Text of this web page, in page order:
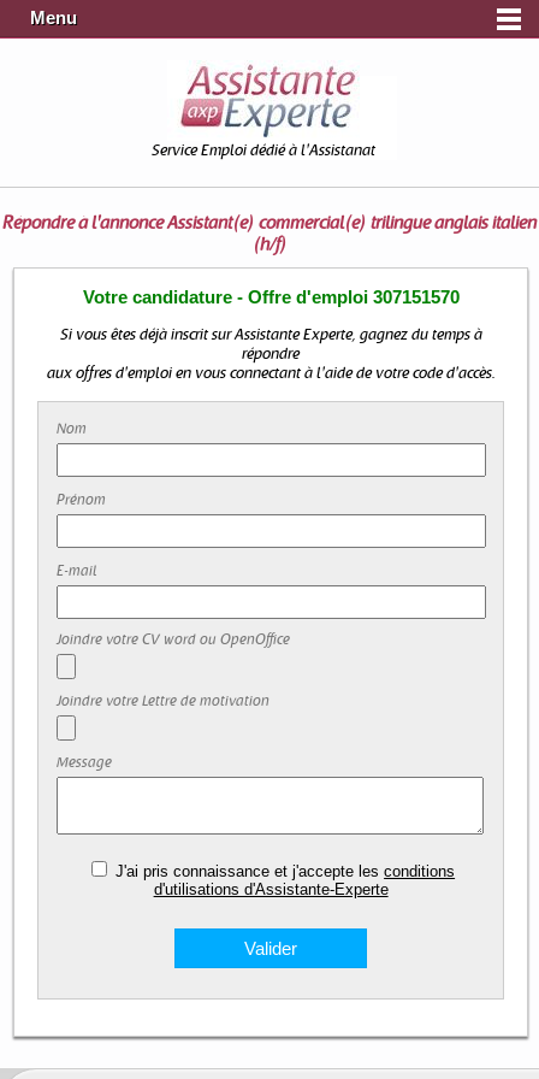
Menu
Service Emploi dédié à l'Assistanat
Répondre à l'annonceAssistant(e) commercial(e) trilingue anglais italien
(h/f)
Votre candidature - Offre d'emploi 307151570
Si vous êtes déjà inscrit sur Assistante Experte, gagnez du temps à
répondre
aux offres d'emploi en vous connectant à l'aide de votre code d'accès.
Nom
Prénom
E-mail
Joindre votre CV word ou OpenOffice
Joindre votre Lettre de motivation
Message
J'ai pris connaissance et j'accepte lesconditions
d'utilisations d'Assistante-Experte